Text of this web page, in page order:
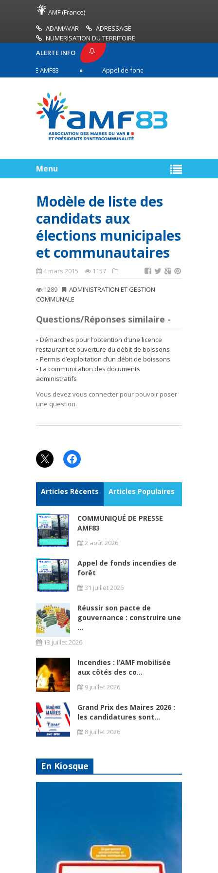
AMF (France)
ADAMAVAR
ADRESSAGE
NUMERISATION DU TERRITOIRE
ALERTE INFO
PRESSE AMF83
Appel de fonds incendies de forêt
en première ligne
Menu
Modèle de liste des
candidats aux
élections municipales
et communautaires
4 mars 2015 1157
1289
ADMINISTRATION ET GESTION
COMMUNALE
Questions/Réponses similaire -
Démarches pour l’obtention d’une licence
restaurant et ouverture du débit de boissons
Permis d’exploitation d’un débit de boissons
La communication des documents
administratifs
Vous devez vous connecter pour pouvoir poser
une question.
X Facebook
Articles Récents Articles Populaires
COMMUNIQUÉ DE PRESSE
AMF83
2 août 2026
Appel de fonds incendies de
forêt
31 juillet 2026
Réussir son pacte de
gouvernance : construire une
...
13 juillet 2026
Incendies : l’AMF mobilisée
aux côtés des co...
9 juillet 2026
Grand Prix des Maires 2026 :
les candidatures sont...
8 juillet 2026
En Kiosque